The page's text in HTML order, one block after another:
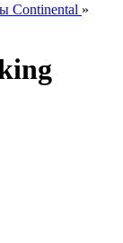
Continental »